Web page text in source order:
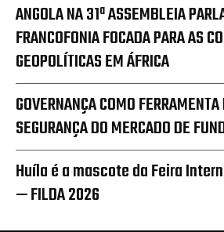
ANGOLA NA 31ª ASSEMBLEIA
FRANCOFONIA FOCADA PARA AS
GEOPOLÍTICAS EM ÁFRICA
GOVERNANÇA COMO
SEGURANÇA DO MERCADO DE
Huíla é a mascote da Feira
— FILDA 2026